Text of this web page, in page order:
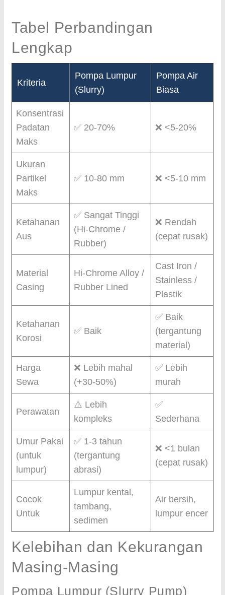
Tabel Perbandingan
Lengkap
Kriteria
Pompa Lumpur
(Slurry)
Pompa Air
Biasa
Konsentrasi
Padatan
Maks
✅ 20-70% ❌ <5-20%
Ukuran
Partikel
Maks
✅ 10-80 mm ❌ <5-10 mm
Ketahanan
Aus
✅ Sangat Tinggi
(Hi-Chrome /
Rubber)
❌ Rendah
(cepat rusak)
Material
Casing
Hi-Chrome Alloy /
Rubber Lined
Cast Iron /
Stainless /
Plastik
Ketahanan
Korosi
✅ Baik
✅ Baik
(tergantung
material)
Harga
Sewa
❌ Lebih mahal
(+30-50%)
✅ Lebih
murah
Perawatan
⚠️ Lebih
kompleks
✅
Sederhana
Umur Pakai
(untuk
lumpur)
✅ 1-3 tahun
(tergantung
abrasi)
❌ <1 bulan
(cepat rusak)
Cocok
Untuk
Lumpur kental,
tambang,
sedimen
Air bersih,
lumpur encer
Kelebihan dan Kekurangan
Masing-Masing
Pompa Lumpur (Slurry Pump)